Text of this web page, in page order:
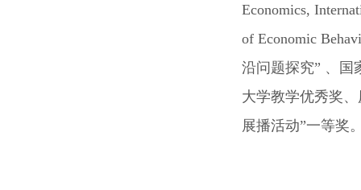
Economics,
of Economic
沿问题探究” 、国
大学教学优秀奖
展播活动”一等奖